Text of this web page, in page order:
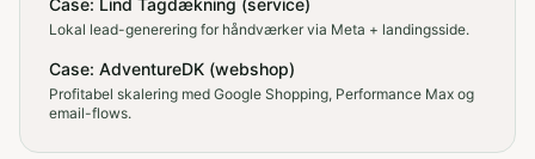
Case: Lind Tagdækning (service)
Lokal lead-generering for håndværker via Meta + landingsside.
Case: AdventureDK (webshop)
Profitabel skalering med Google Shopping, Performance Max og
email-flows.